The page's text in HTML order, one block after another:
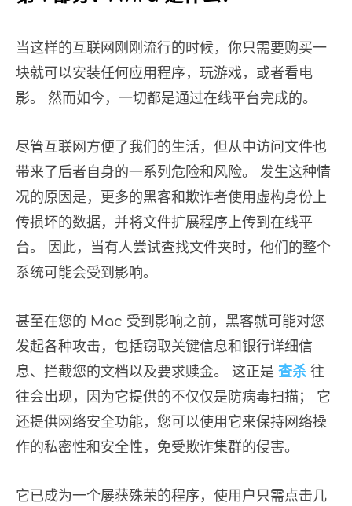
当这样的互联网刚刚流行的时候，你只需要购买一
块就可以安装任何应用程序，玩游戏，或者看电
影。 然而如今，一切都是通过在线平台完成的。
尽管互联网方便了我们的生活，但从中访问文件也
带来了后者自身的一系列危险和风险。 发生这种情
况的原因是，更多的黑客和欺诈者使用虚构身份上
传损坏的数据，并将文件扩展程序上传到在线平
台。 因此，当有人尝试查找文件夹时，他们的整个
系统可能会受到影响。
甚至在您的 Mac 受到影响之前，黑客就可能对您
发起各种攻击，包括窃取关键信息和银行详细信
息、拦截您的文档以及要求赎金。 这正是 查杀 往
往会出现，因为它提供的不仅仅是防病毒扫描； 它
还提供网络安全功能，您可以使用它来保持网络操
作的私密性和安全性，免受欺诈集群的侵害。
它已成为一个屡获殊荣的程序，使用户只需点击几